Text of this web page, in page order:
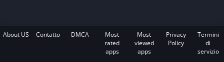
About US Contatto DMCA
Most
rated
apps
Most
viewed
apps
Privacy
Policy
Termini
di
servizio